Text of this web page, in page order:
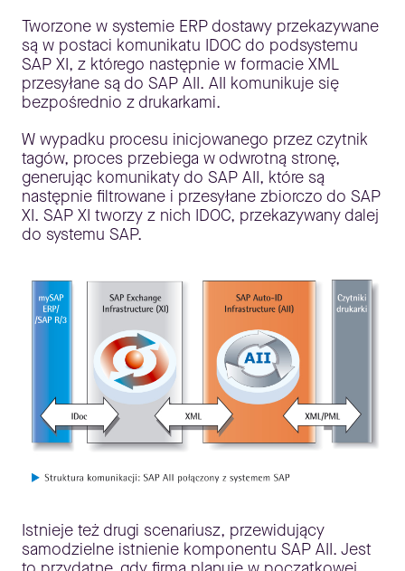
Tworzone w systemie ERP dostawy przekazywane
są w postaci komunikatu IDOC do podsystemu
SAP XI, z którego następnie w formacie XML
przesyłane są do SAP AII. AII komunikuje się
bezpośrednio z drukarkami.
W wypadku procesu inicjowanego przez czytnik
tagów, proces przebiega w odwrotną stronę,
generując komunikaty do SAP AII, które są
następnie filtrowane i przesyłane zbiorczo do SAP
XI. SAP XI tworzy z nich IDOC, przekazywany dalej
do systemu SAP.
Istnieje też drugi scenariusz, przewidujący
samodzielne istnienie komponentu SAP AII. Jest